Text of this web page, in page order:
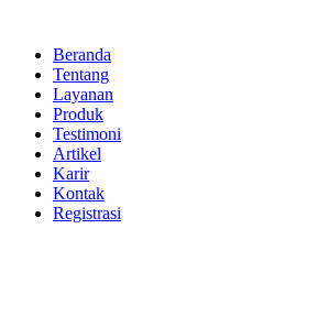
Beranda
Tentang
Layanan
Produk
Testimoni
Artikel
Karir
Kontak
Registrasi